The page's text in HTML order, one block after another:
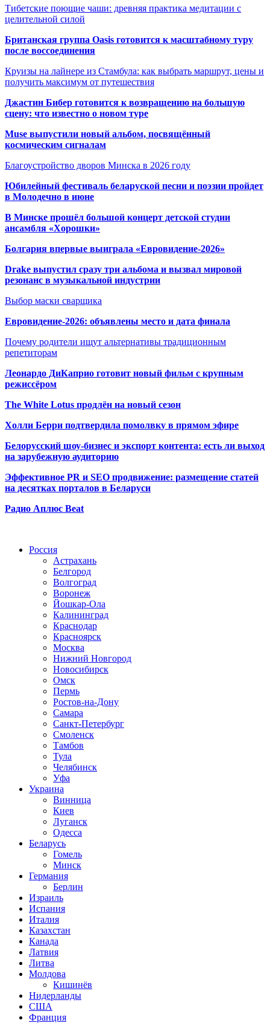
Тибетские поющие чаши: древняя практика медитации с
целительной силой
Британская группа Oasis готовится к масштабному туру
после воссоединения
Круизы на лайнере из Стамбула: как выбрать маршрут, цены и
получить максимум от путешествия
Джастин Бибер готовится к возвращению на большую
сцену: что известно о новом туре
Muse выпустили новый альбом, посвящённый
космическим сигналам
Благоустройство дворов Минска в 2026 году
Юбилейный фестиваль беларуской песни и поэзии пройдет
в Молодечно в июне
В Минске прошёл большой концерт детской студии
ансамбля «Хорошки»
Болгария впервые выиграла «Евровидение-2026»
Drake выпустил сразу три альбома и вызвал мировой
резонанс в музыкальной индустрии
Выбор маски сварщика
Евровидение-2026: объявлены место и дата финала
Почему родители ищут альтернативы традиционным
репетиторам
Леонардо ДиКаприо готовит новый фильм с крупным
режиссёром
The White Lotus продлён на новый сезон
Холли Берри подтвердила помолвку в прямом эфире
Белорусский шоу-бизнес и экспорт контента: есть ли выход
на зарубежную аудиторию
Эффективное PR и SEO продвижение: размещение статей
на десятках порталов в Беларуси
Радио Аплюс Beat
Россия
Астрахань
Белгород
Волгоград
Воронеж
Йошкар-Ола
Калининград
Краснодар
Красноярск
Москва
Нижний Новгород
Новосибирск
Омск
Пермь
Ростов-на-Дону
Самара
Санкт-Петербург
Смоленск
Тамбов
Тула
Челябинск
Уфа
Украина
Винница
Киев
Луганск
Одесса
Беларусь
Гомель
Минск
Германия
Берлин
Израиль
Испания
Италия
Казахстан
Канада
Латвия
Литва
Молдова
Кишинёв
Нидерланды
США
Франция